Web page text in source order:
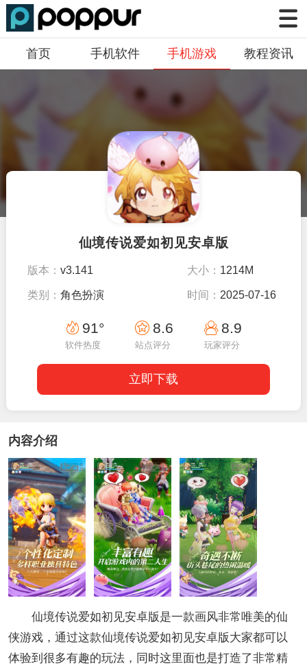
首页 手机软件 手机游戏 教程资讯
仙境传说爱如初见安卓版
版本：v3.141 大小： 1214M
类别：角色扮演 时间： 2025-07-16
10:59:14
91°
软件热度
8.6
站点评分
8.9
玩家评分
立即下载
内容介绍
仙境传说爱如初见安卓版是一款画风非常唯美的仙
侠游戏，通过这款仙境传说爱如初见安卓版大家都可以
体验到很多有趣的玩法，同时这里面也是打造了非常精